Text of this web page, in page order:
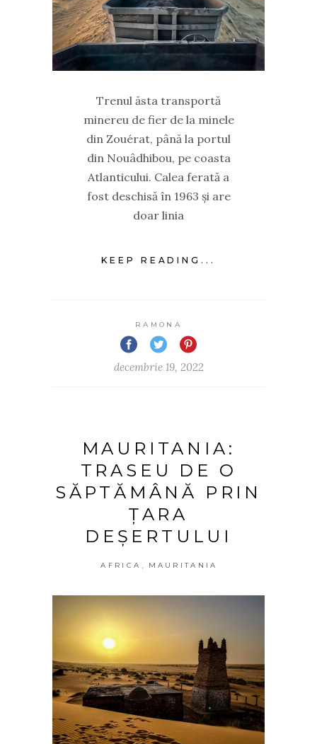
Trenul ăsta transportă
minereu de fier de la minele
din Zouérat, până la portul
din Nouâdhibou, pe coasta
Atlanticului. Calea ferată a
fost deschisă în 1963 și are
doar linia
KEEP READING...
RAMONA
decembrie 19, 2022
MAURITANIA:
TRASEU DE O
SĂPTĂMÂNĂ PRIN
ȚARA
DEȘERTULUI
AFRICA , MAURITANIA